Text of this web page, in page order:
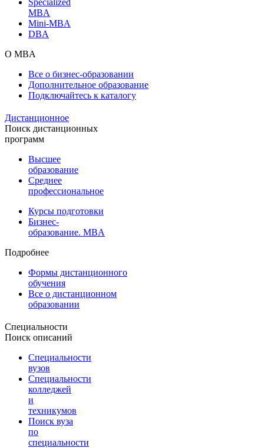
MBA
Mini-MBA
DBA
О MBA
Все о бизнес-образовании
Дополнительное образование
Подключайтесь к каталогу
Дистанционное
Поиск дистанционных
программ
Высшее
образование
Среднее
профессиональное
Курсы подготовки
Бизнес-
образование. MBA
Подробнее
Формы дистанционного
обучения
Все о дистанционном
образовании
Специальности
Поиск описаний
Специальности
вузов
Специальности
колледжей
и
техникумов
Поиск вуза
по
специальности